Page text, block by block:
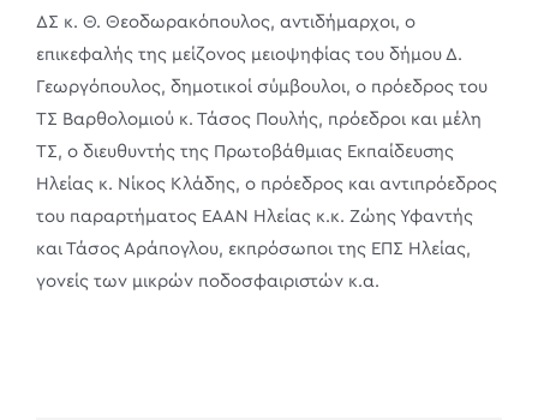
ΔΣ κ. Θ. Θεοδωρακόπουλος, αντιδήμαρχοι, ο
επικεφαλής της μείζονος μειοψηφίας του δήμου Δ.
Γεωργόπουλος, δημοτικοί σύμβουλοι, ο πρόεδρος του
ΤΣ Βαρθολομιού κ. Τάσος Πουλής, πρόεδροι και μέλη
ΤΣ, ο διευθυντής της Πρωτοβάθμιας Εκπαίδευσης
Ηλείας κ. Νίκος Κλάδης, ο πρόεδρος και αντιπρόεδρος
του παραρτήματος ΕΑΑΝ Ηλείας κ.κ. Ζώης Υφαντής
και Τάσος Αράπογλου, εκπρόσωποι της ΕΠΣ Ηλείας,
γονείς των μικρών ποδοσφαιριστών κ.α.